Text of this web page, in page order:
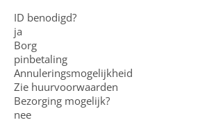
ID benodigd?
ja
Borg
pinbetaling
Annuleringsmogelijkheid
Zie huurvoorwaarden
Bezorging mogelijk?
nee